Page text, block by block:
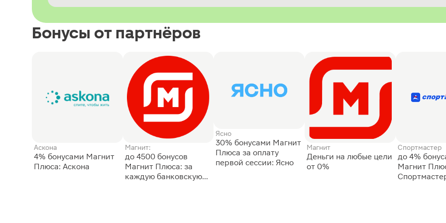
Бонусы от партнёров
Аскона
4% бонусами Магнит
Плюса: Аскона
Магнит:
до 4500 бонусов
Магнит Плюса: за
каждую банковскую
Ясно
30% бонусами Магнит
Плюса за оплату
первой сессии: Ясно
Магнит
Деньги на любые цели
от 0%
Спортмастер
до 4%
Магнит